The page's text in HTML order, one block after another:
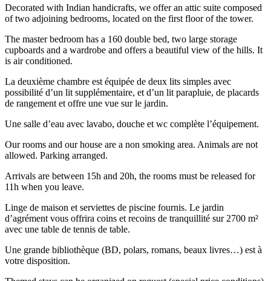
Decorated with Indian handicrafts, we offer an attic suite composed
of two adjoining bedrooms, located on the first floor of the tower.
The master bedroom has a 160 double bed, two large storage
cupboards and a wardrobe and offers a beautiful view of the hills. It
is air conditioned.
La deuxième chambre est équipée de deux lits simples avec
possibilité d’un lit supplémentaire, et d’un lit parapluie, de placards
de rangement et offre une vue sur le jardin.
Une salle d’eau avec lavabo, douche et wc complète l’équipement.
Our rooms and our house are a non smoking area. Animals are not
allowed. Parking arranged.
Arrivals are between 15h and 20h, the rooms must be released for
11h when you leave.
Linge de maison et serviettes de piscine fournis. Le jardin
d’agrément vous offrira coins et recoins de tranquillité sur 2700 m²
avec une table de tennis de table.
Une grande bibliothèque (BD, polars, romans, beaux livres…) est à
votre disposition.